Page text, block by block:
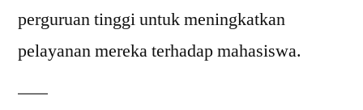
perguruan tinggi untuk meningkatkan
pelayanan mereka terhadap mahasiswa.